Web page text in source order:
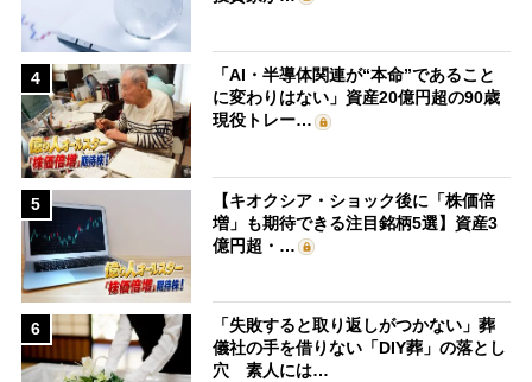
4
「AI・半導体関連が“本命”であること
に変わりはない」資産20億円超の90歳
現役トレー…
5
【キオクシア・ショック後に「株価倍
増」も期待できる注目銘柄5選】資産3
億円超・…
6
「失敗すると取り返しがつかない」葬
儀社の手を借りない「DIY葬」の落とし
穴 素人には…